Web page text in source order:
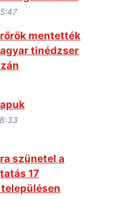
mentették
tinédzser
szünetel a
17